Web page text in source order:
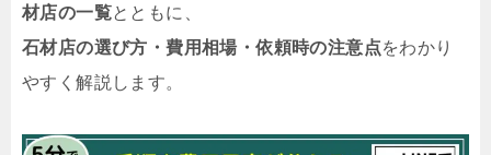
材店の一覧とともに、
石材店の選び方・費用相場・依頼時の注意点をわかり
やすく解説します。